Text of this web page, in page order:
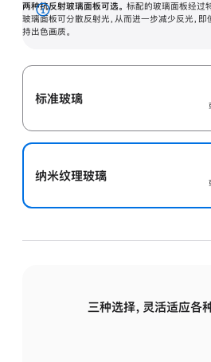
两种抗反射玻璃面板可选。 标配的玻璃面板经过
玻璃面板可分散反射光，从而进一步减少反光，
持出色画质。
展
开
标准玻璃
纳米纹理玻璃
三种选择，灵活适应各